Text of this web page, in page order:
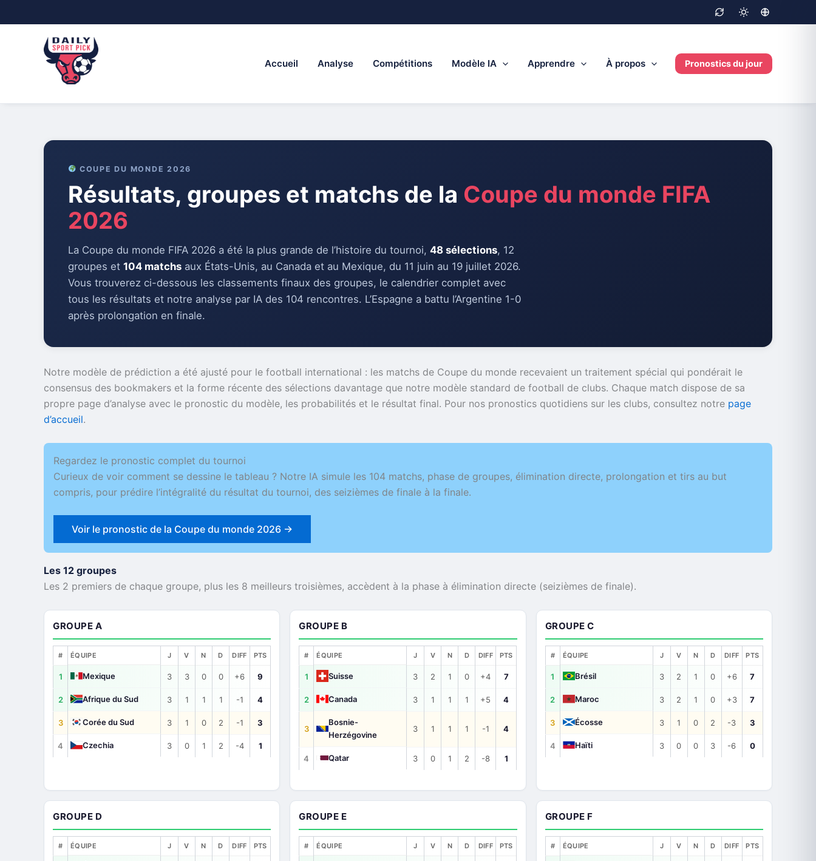
Accueil Analyse Compétitions Modèle IA Apprendre À propos Pronostics du jour
COUPE DU MONDE 2026
Résultats, groupes et matchs de la Coupe du monde FIFA
2026
La Coupe du monde FIFA 2026 a été la plus grande de l’histoire du tournoi, 48 sélections, 12
groupes et 104 matchs aux États-Unis, au Canada et au Mexique, du 11 juin au 19 juillet 2026.
Vous trouverez ci-dessous les classements finaux des groupes, le calendrier complet avec
tous les résultats et notre analyse par IA des 104 rencontres. L’Espagne a battu l’Argentine 1-0
après prolongation en finale.
Notre modèle de prédiction a été ajusté pour le football international : les matchs de Coupe du monde recevaient un traitement spécial qui pondérait le
consensus des bookmakers et la forme récente des sélections davantage que notre modèle standard de football de clubs. Chaque match dispose de sa
propre page d’analyse avec le pronostic du modèle, les probabilités et le résultat final. Pour nos pronostics quotidiens sur les clubs, consultez notre page
d’accueil.
Regardez le pronostic complet du tournoi
Curieux de voir comment se dessine le tableau ? Notre IA simule les 104 matchs, phase de groupes, élimination directe, prolongation et tirs au but
compris, pour prédire l’intégralité du résultat du tournoi, des seizièmes de finale à la finale.
Voir le pronostic de la Coupe du monde 2026 →
Les 12 groupes
Les 2 premiers de chaque groupe, plus les 8 meilleurs troisièmes, accèdent à la phase à élimination directe (seizièmes de finale).
GROUPE A
# ÉQUIPE J V N D DIFF PTS
1 Mexique 3 3 0 0 +6 9
2 Afrique du Sud 3 1 1 1 -1 4
3 Corée du Sud 3 1 0 2 -1 3
4 Czechia 3 0 1 2 -4 1
GROUPE B
# ÉQUIPE J V N D DIFF PTS
1 Suisse 3 2 1 0 +4 7
2 Canada 3 1 1 1 +5 4
3
Bosnie-
Herzégovine
3 1 1 1 -1 4
4 Qatar 3 0 1 2 -8 1
GROUPE C
# ÉQUIPE J V N D DIFF PTS
1 Brésil 3 2 1 0 +6 7
2 Maroc 3 2 1 0 +3 7
3 Écosse 3 1 0 2 -3 3
4 Haïti 3 0 0 3 -6 0
GROUPE D
# ÉQUIPE J V N D DIFF PTS
GROUPE E
# ÉQUIPE J V N D DIFF PTS
GROUPE F
# ÉQUIPE J V N D DIFF PTS